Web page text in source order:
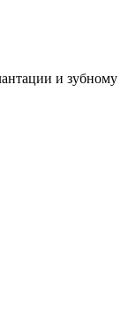
и зубному